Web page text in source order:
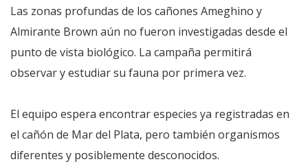
Las zonas profundas de los cañones Ameghino y
Almirante Brown aún no fueron investigadas desde el
punto de vista biológico. La campaña permitirá
observar y estudiar su fauna por primera vez.
El equipo espera encontrar especies ya registradas en
el cañón de Mar del Plata, pero también organismos
diferentes y posiblemente desconocidos.